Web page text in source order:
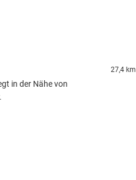
27,4 km
in der Nähe von